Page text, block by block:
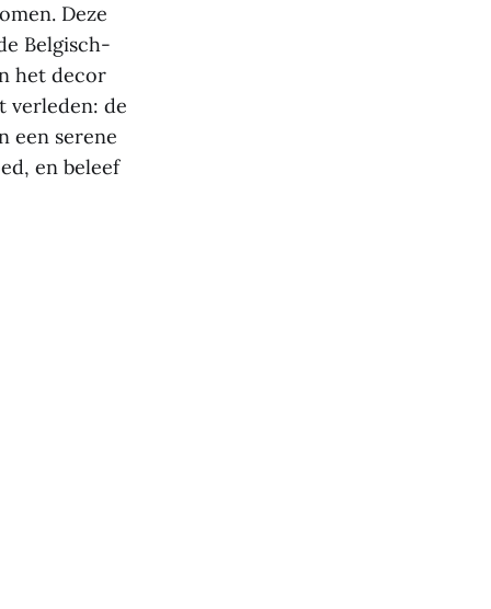
Deze
Belgisch-
het decor
verleden: de
een serene
en beleef